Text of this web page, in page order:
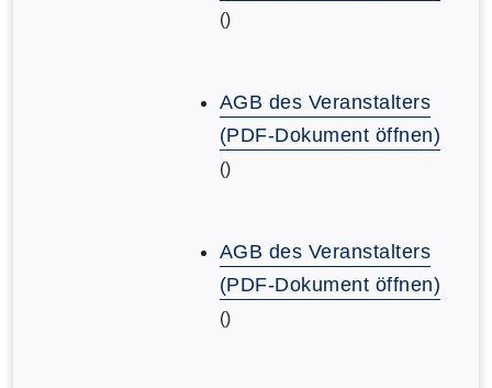
()
AGB des Veranstalters
(PDF-Dokument öffnen)
()
AGB des Veranstalters
(PDF-Dokument öffnen)
()